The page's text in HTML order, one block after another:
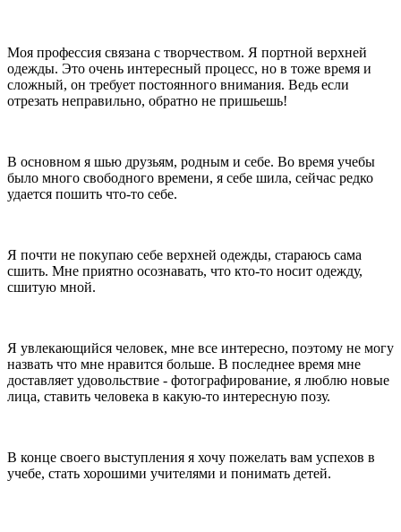
Моя профессия связана с творчеством. Я портной верхней
одежды. Это очень интересный процесс, но в тоже время и
сложный, он требует постоянного внимания. Ведь если
отрезать неправильно, обратно не пришьешь!
В основном я шью друзьям, родным и себе. Во время учебы
было много свободного времени, я себе шила, сейчас редко
удается пошить что-то себе.
Я почти не покупаю себе верхней одежды, стараюсь сама
сшить. Мне приятно осознавать, что кто-то носит одежду,
сшитую мной.
Я увлекающийся человек, мне все интересно, поэтому не могу
назвать что мне нравится больше. В последнее время мне
доставляет удовольствие - фотографирование, я люблю новые
лица, ставить человека в какую-то интересную позу.
В конце своего выступления я хочу пожелать вам успехов в
учебе, стать хорошими учителями и понимать детей.